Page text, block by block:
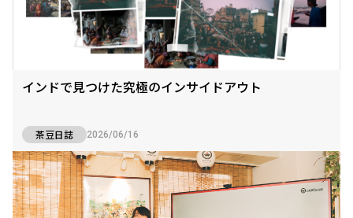
インドで見つけた究極のインサイドアウト
茶豆日誌 2026/06/16